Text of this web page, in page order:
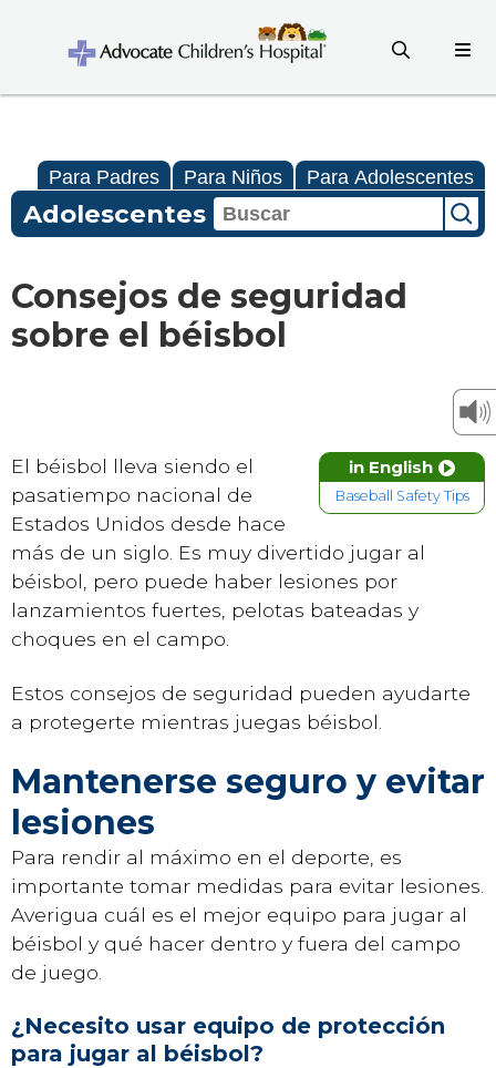
Para Padres Para Niños Para Adolescentes
Adolescentes
Consejos de seguridad
sobre el béisbol
in English
Baseball Safety Tips
El béisbol lleva siendo el
pasatiempo nacional de
Estados Unidos desde hace
más de un siglo. Es muy divertido jugar al
béisbol, pero puede haber lesiones por
lanzamientos fuertes, pelotas bateadas y
choques en el campo.
Estos consejos de seguridad pueden ayudarte
a protegerte mientras juegas béisbol.
Mantenerse seguro y evitar
lesiones
Para rendir al máximo en el deporte, es
importante tomar medidas para evitar lesiones.
Averigua cuál es el mejor equipo para jugar al
béisbol y qué hacer dentro y fuera del campo
de juego.
¿Necesito usar equipo de protección
para jugar al béisbol?